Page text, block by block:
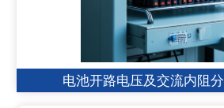
电池开路电压及交流内阻